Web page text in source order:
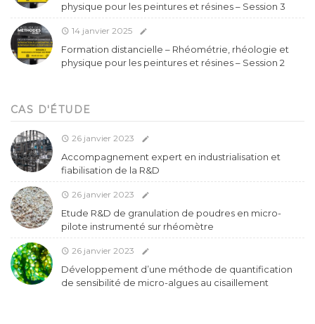
physique pour les peintures et résines – Session 3
14 janvier 2025
Formation distancielle – Rhéométrie, rhéologie et
physique pour les peintures et résines – Session 2
CAS D'ÉTUDE
26 janvier 2023
Accompagnement expert en industrialisation et
fiabilisation de la R&D
26 janvier 2023
Etude R&D de granulation de poudres en micro-
pilote instrumenté sur rhéomètre
26 janvier 2023
Développement d’une méthode de quantification
de sensibilité de micro-algues au cisaillement